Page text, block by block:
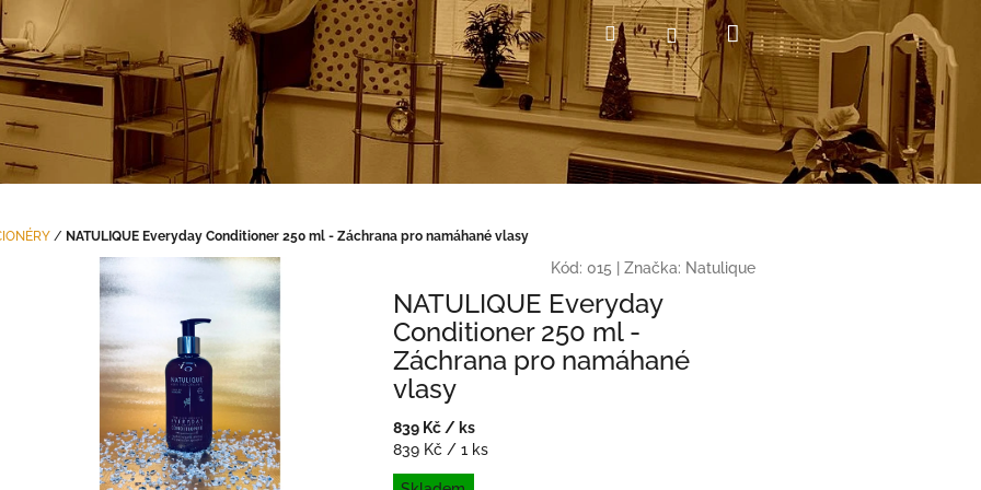
HledatPřihlášeníNákupní
košík
/ NATULIQUE Everyday Conditioner 250 ml - Záchrana pro namáhané vlasy
Kód: 015 Značka: Natulique
NATULIQUE Everyday
Conditioner 250 ml -
Záchrana pro namáhané
vlasy
839 Kč / ks
Měrná
cena:
839 Kč / 1 ks